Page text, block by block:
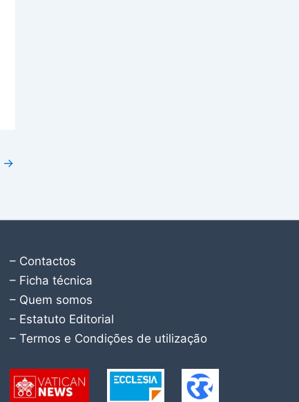
→
– Contactos
– Ficha técnica
– Quem somos
– Estatuto Editorial
– Termos e Condições de utilização